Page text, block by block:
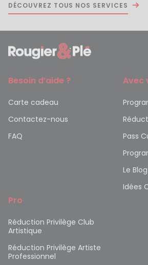
DÉCOUVREZ TOUS NOS SERVICES
Besoin d’aide ?
Carte cadeau
Contactez-nous
FAQ
Avec
Pass
Le
Idées
Pro
Réduction Privilège Club
Artistique
Réduction Privilège Artiste
Professionnel